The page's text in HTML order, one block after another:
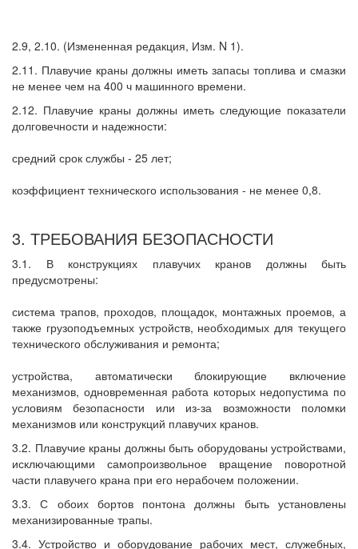
2.9, 2.10. (Измененная редакция, Изм. N 1).
2.11. Плавучие краны должны иметь запасы топлива и смазки
не менее чем на 400 ч машинного времени.
2.12. Плавучие краны должны иметь следующие показатели
долговечности и надежности:
средний срок службы - 25 лет;
коэффициент технического использования - не менее 0,8.
3. ТРЕБОВАНИЯ БЕЗОПАСНОСТИ
3.1. В конструкциях плавучих кранов должны быть
предусмотрены:
система трапов, проходов, площадок, монтажных проемов, а
также грузоподъемных устройств, необходимых для текущего
технического обслуживания и ремонта;
устройства, автоматически блокирующие включение
механизмов, одновременная работа которых недопустима по
условиям безопасности или из-за возможности поломки
механизмов или конструкций плавучих кранов.
3.2. Плавучие краны должны быть оборудованы устройствами,
исключающими самопроизвольное вращение поворотной
части плавучего крана при его нерабочем положении.
3.3. С обоих бортов понтона должны быть установлены
механизированные трапы.
3.4. Устройство и оборудование рабочих мест, служебных,